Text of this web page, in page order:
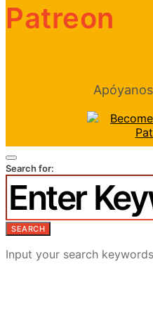
Patreon
Search for:
SEARCH
Input your search